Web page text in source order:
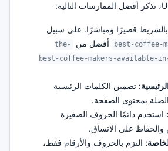
قصيرًا ومباشرًا. على سبيل
best-coffee- أفضل من
the-
best-coffee-makers-available-
تضمين الكلمات الرئيسية
بمحتوى الصفحة.
استخدم دائمًا الحروف الصغيرة
والحفاظ على الاتساق.
التزم بالحروف والأرقام فقط،